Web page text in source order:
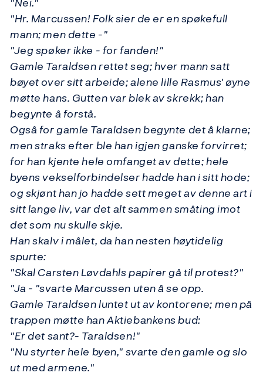
"Hr. Marcussen! Folk sier de er en spøkefull
mann; men dette -"
"Jeg spøker ikke - for fanden!"
Gamle Taraldsen rettet seg; hver mann satt
bøyet over sitt arbeide; alene lille Rasmus' øyne
møtte hans. Gutten var blek av skrekk; han
begynte å forstå.
Også for gamle Taraldsen begynte det å klarne;
men straks efter ble han igjen ganske forvirret;
for han kjente hele omfanget av dette; hele
byens vekselforbindelser hadde han i sitt hode;
og skjønt han jo hadde sett meget av denne art i
sitt lange liv, var det alt sammen småting imot
det som nu skulle skje.
Han skalv i målet, da han nesten høytidelig
spurte:
"Skal Carsten Løvdahls papirer gå til protest?"
"Ja - "svarte Marcussen uten å se opp.
Gamle Taraldsen luntet ut av kontorene; men på
trappen møtte han Aktiebankens bud:
"Er det sant?- Taraldsen!"
"Nu styrter hele byen," svarte den gamle og slo
ut med armene."